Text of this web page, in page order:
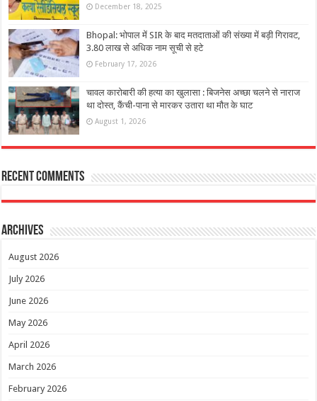
December 18, 2025
Bhopal: भोपाल में SIR के बाद मतदाताओं की संख्या में बड़ी गिरावट,
3.80 लाख से अधिक नाम सूची से हटे
February 17, 2026
चावल कारोबारी की हत्या का खुलासा : बिजनेस अच्छा चलने से नाराज
था दोस्त, कैंची-पाना से मारकर उतारा था मौत के घाट
August 1, 2026
Recent Comments
Archives
August 2026
July 2026
June 2026
May 2026
April 2026
March 2026
February 2026